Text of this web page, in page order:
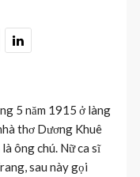
5 năm 1915 ở làng
thơ Dương Khuê
ông chú. Nữ ca sĩ
sau này gọi